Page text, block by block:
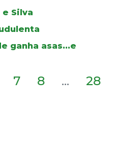
Silva
ganha asas...e
7 8 ... 28